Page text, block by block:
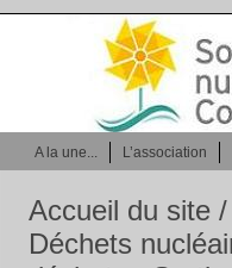
A la une... L’association
Accueil du site /
Déchets